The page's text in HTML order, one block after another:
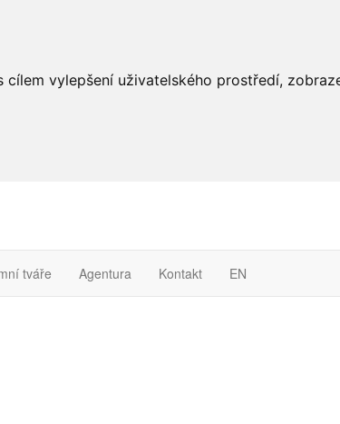
vylepšení uživatelského prostředí,
tváře Agentura Kontakt EN